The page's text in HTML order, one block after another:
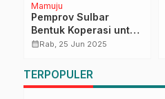
Mamuju
Pemprov Sulbar
Bentuk Koperasi untuk
ASN, Kelola Mini
calendar_monthRab, 25 Jun 2025
TERPOPULER